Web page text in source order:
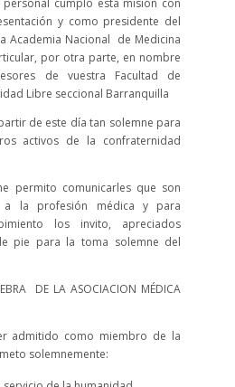
y como presidente del
Academia Nacional de Medicina
por otra parte, en nombre
de vuestra Facultad de
Libre seccional Barranquilla
de este día tan solemne para
activos de la confraternidad
permito comunicarles que son
a la profesión médica y para
los invito, apreciados
pie para la toma solemne del
DE LA ASOCIACION MÉDICA
admitido como miembro de la
solemnemente: